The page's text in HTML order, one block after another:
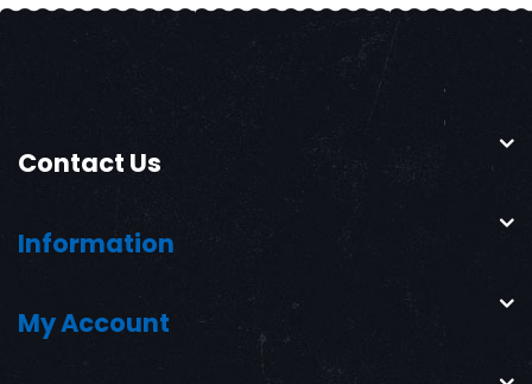
Contact Us
Information
My Account